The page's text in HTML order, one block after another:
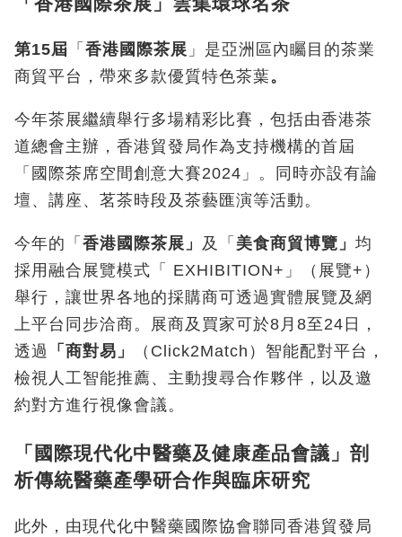
第15屆 「 香港國際茶展 」是亞洲區內矚目的茶業
商貿平台，帶來多款優質特色茶葉。
今年茶展繼續舉行多場精彩比賽，包括由香港茶
道總會主辦，香港貿發局作為支持機構的首屆
「國際茶席空間創意大賽2024」。同時亦設有論
壇、講座、茗茶時段及茶藝匯演等活動。
今年的「 香港國際茶展 」 及「 美食商貿博覽」 均
採用融合展覽模式「 EXHIBITION+ 」（展覽+ ）
舉行，讓世界各地的採購商可透過實體展覽及網
上平台同步洽商。展商及買家可於8 月 8至24 日，
透過
「商對易」 （ Click2Match ）智能配對平台，
檢視人工智能推薦、主動搜尋合作夥伴，以及邀
約對方進行視像會議。
「國際現代化中醫藥及健康產品會議」剖
析傳統醫藥產學研合作與臨床研究
此外，由現代化中醫藥國際協會聯同香港貿發局